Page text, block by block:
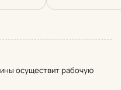
осуществит рабочую